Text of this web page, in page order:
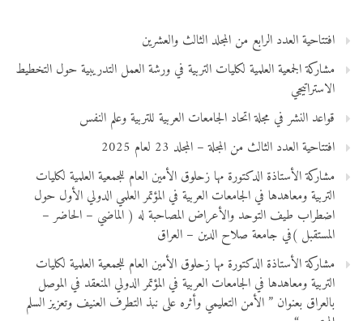
افتتاحية العدد الرابع من المجلد الثالث والعشرين
مشاركة الجمعية العلمية لكليات التربية في ورشة العمل التدريبية حول التخطيط
الاستراتيجي
قواعد النشر في مجلة اتحاد الجامعات العربية للتربية وعلم النفس
افتتاحية العدد الثالث من المجلة – المجلد 23 لعام 2025
مشاركة الأستاذة الدكتورة مها زحلوق الأمين العام للجمعية العلمية لكليات
التربية ومعاهدها في الجامعات العربية في المؤتمر العلمي الدولي الأول حول
اضطراب طيف التوحد والأعراض المصاحبة له ( الماضي – الحاضر –
المستقبل )في جامعة صلاح الدين – العراق
مشاركة الأستاذة الدكتورة مها زحلوق الأمين العام للجمعية العلمية لكليات
التربية ومعاهدها في الجامعات العربية في المؤتمر الدولي المنعقد في الموصل
بالعراق بعنوان ” الأمن التعليمي وأثره على نبذ التطرف العنيف وتعزيز السلم